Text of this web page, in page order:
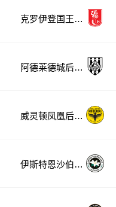
克罗伊登国王后
阿德莱德城后备
威灵顿凤凰后备
伊斯特恩沙伯奥